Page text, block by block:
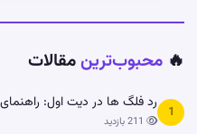
🔥 محبوب‌ترینمقالات
1 رد فلگ ها در دیت اول: